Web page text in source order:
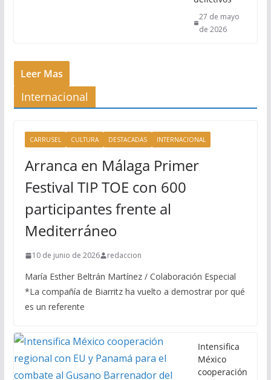
27 de mayo
de 2026
Leer Mas
Internacional
CARRUSEL CULTURA DESTACADAS INTERNACIONAL
Arranca en Málaga Primer
Festival TIP TOE con 600
participantes frente al
Mediterráneo
10 de junio de 2026 redaccion
María Esther Beltrán Martínez / Colaboración Especial
*La compañía de Biarritz ha vuelto a demostrar por qué
es un referente
Intensifica
México
cooperación